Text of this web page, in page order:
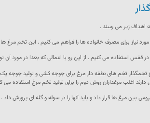
اهداف زیر می رسند .
مورد نیاز برای مصرف خانواده ها را فراهم می کنیم . این تخم
قفس استفاده می کنیم . از این رو با اعمالی که بعدا در مورد
تخمگذار تخم های نطفه دار مرغ برای جوجه کشی و تولید جوجه
دارند اغلب مرغداران روش دوم را برای تولید تخم مرغ استفاده می
بین مرغ ها قرار داد و باید آنها را در سوله و گله ای پرورش داد .